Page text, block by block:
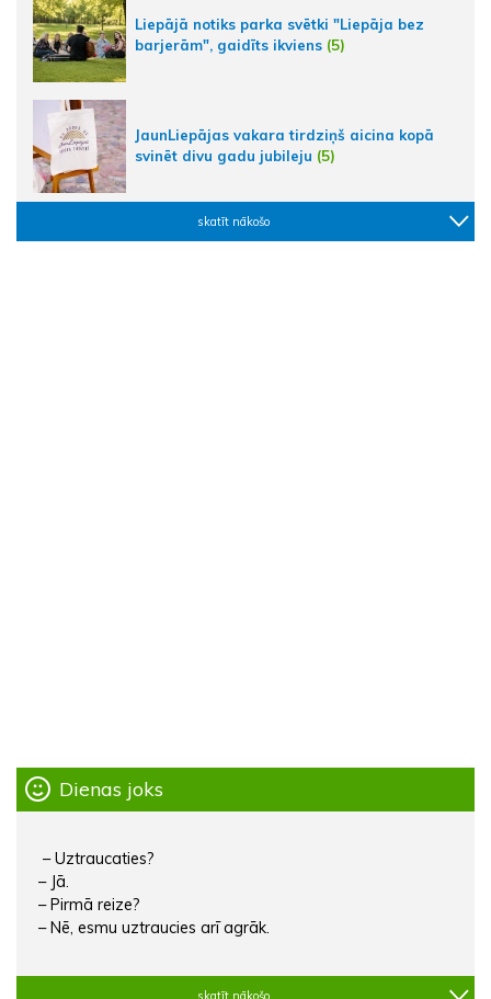
Liepājā notiks parka svētki "Liepāja bez
barjerām", gaidīts ikviens (5)
JaunLiepājas vakara tirdziņš aicina kopā
svinēt divu gadu jubileju (5)
skatīt nākošo
Dienas joks
– Uztraucaties?
– Jā.
– Pirmā reize?
– Nē, esmu uztraucies arī agrāk.
skatīt nākošo